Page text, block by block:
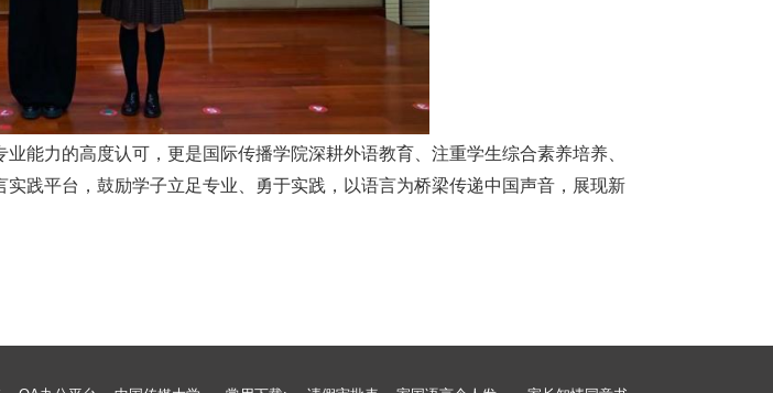
能力的高度认可，更是国际传播学院深耕外语教育、注重学生综合素养培养、
践平台，鼓励学子立足专业、勇于实践，以语言为桥梁传递中国声音，展现新